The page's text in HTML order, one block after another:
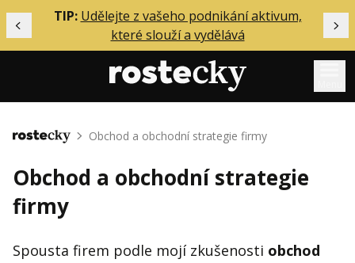
Předchozí
TIP: Udělejte z vašeho podnikání aktivum,
které slouží a vydělává
Mentoring
Solo
Akce
Inzerce
Domů Obchod a obchodní strategie firmy
Obchod a obchodní strategie
firmy
Spousta firem podle mojí zkušenosti obchod